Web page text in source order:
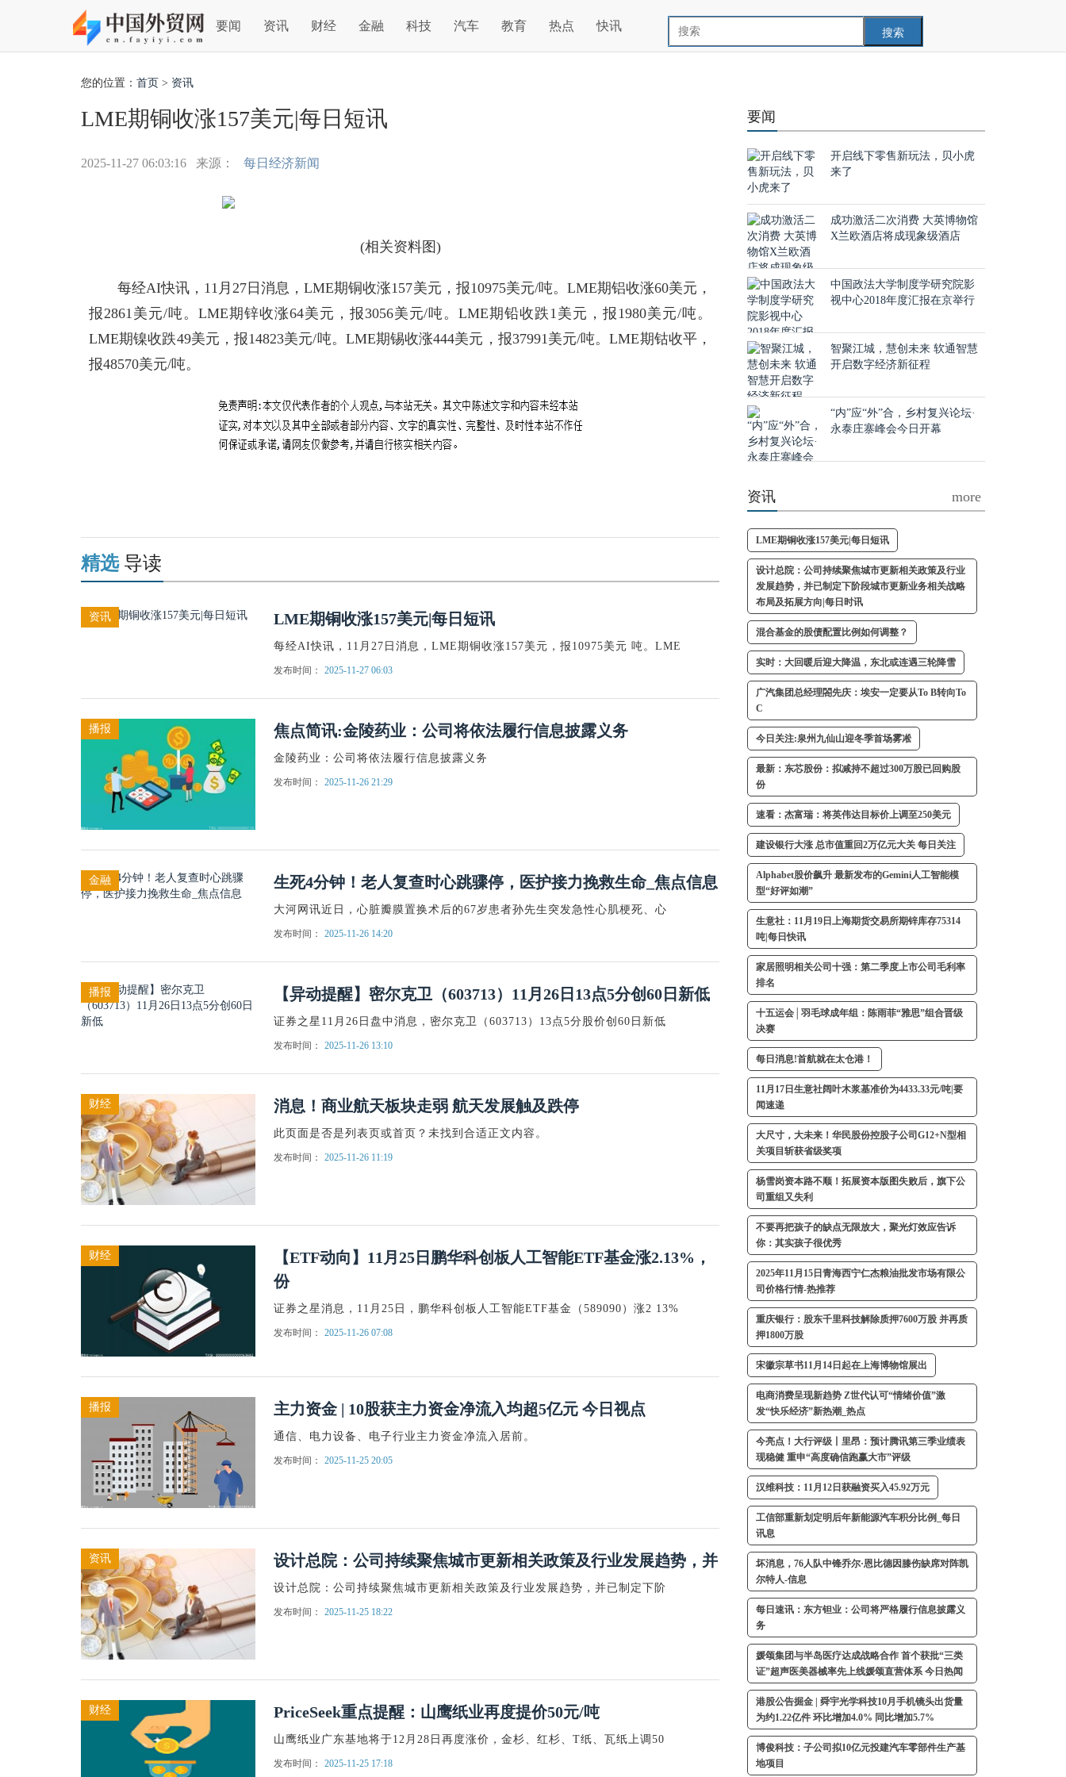
要闻 资讯 财经 金融 科技 汽车 教育 热点 快讯
搜索
您的位置： 首页 > 资讯
LME期铜收涨157美元|每日短讯
2025-11-27 06:03:16 来源： 每日经济新闻
(相关资料图)
每经AI快讯，11月27日消息，LME期铜收涨157美元，报10975美元/吨。LME期铝收涨60美元，
报2861美元/吨。LME期锌收涨64美元，报3056美元/吨。LME期铅收跌1美元，报1980美元/吨。
LME期镍收跌49美元，报14823美元/吨。LME期锡收涨444美元，报37991美元/吨。LME期钴收平，
报48570美元/吨。
精选导读
资讯 LME期铜收涨157美元|每日短讯
每经AI快讯，11月27日消息，LME期铜收涨157美元，报10975美元 吨。LME
发布时间： 2025-11-27 06:03
播报 焦点简讯:金陵药业：公司将依法履行信息披露义务
金陵药业：公司将依法履行信息披露义务
发布时间： 2025-11-26 21:29
金融 生死4分钟！老人复查时心跳骤停，医护接力挽救生命_焦点信息
大河网讯近日，心脏瓣膜置换术后的67岁患者孙先生突发急性心肌梗死、心
发布时间： 2025-11-26 14:20
播报 【异动提醒】密尔克卫（603713）11月26日13点5分创60日新低
证券之星11月26日盘中消息，密尔克卫（603713）13点5分股价创60日新低
发布时间： 2025-11-26 13:10
财经 消息！商业航天板块走弱 航天发展触及跌停
此页面是否是列表页或首页？未找到合适正文内容。
发布时间： 2025-11-26 11:19
财经
【ETF动向】11月25日鹏华科创板人工智能ETF基金涨2.13%，
份
证券之星消息，11月25日，鹏华科创板人工智能ETF基金（589090）涨2 13%
发布时间： 2025-11-26 07:08
播报 主力资金 | 10股获主力资金净流入均超5亿元 今日视点
通信、电力设备、电子行业主力资金净流入居前。
发布时间： 2025-11-25 20:05
资讯 设计总院：公司持续聚焦城市更新相关政策及行业发展趋势，并
设计总院：公司持续聚焦城市更新相关政策及行业发展趋势，并已制定下阶
发布时间： 2025-11-25 18:22
财经 PriceSeek重点提醒：山鹰纸业再度提价50元/吨
山鹰纸业广东基地将于12月28日再度涨价，金杉、红杉、T纸、瓦纸上调50
发布时间： 2025-11-25 17:18
要闻
开启线下零售新玩法，贝小虎
来了
成功激活二次消费 大英博物馆
X兰欧酒店将成现象级酒店
中国政法大学制度学研究院影
视中心2018年度汇报在京举行
智聚江城，慧创未来 软通智慧
开启数字经济新征程
“内”应“外”合，乡村复兴论坛·
永泰庄寨峰会今日开幕
资讯 more
LME期铜收涨157美元|每日短讯
设计总院：公司持续聚焦城市更新相关政策及行业
发展趋势，并已制定下阶段城市更新业务相关战略
布局及拓展方向|每日时讯
混合基金的股债配置比例如何调整？
实时：大回暖后迎大降温，东北或连遇三轮降雪
广汽集团总经理閤先庆：埃安一定要从To B转向To
C
今日关注:泉州九仙山迎冬季首场雾凇
最新：东芯股份：拟减持不超过300万股已回购股
份
速看：杰富瑞：将英伟达目标价上调至250美元
建设银行大涨 总市值重回2万亿元大关 每日关注
Alphabet股价飙升 最新发布的Gemini人工智能模
型“好评如潮”
生意社：11月19日上海期货交易所期锌库存75314
吨|每日快讯
家居照明相关公司十强：第二季度上市公司毛利率
排名
十五运会│羽毛球成年组：陈雨菲“雅思”组合晋级
决赛
每日消息!首航就在太仓港！
11月17日生意社阔叶木浆基准价为4433.33元/吨|要
闻速递
大尺寸，大未来！华民股份控股子公司G12+N型相
关项目斩获省级奖项
杨雪岗资本路不顺！拓展资本版图失败后，旗下公
司重组又失利
不要再把孩子的缺点无限放大，聚光灯效应告诉
你：其实孩子很优秀
2025年11月15日青海西宁仁杰粮油批发市场有限公
司价格行情-热推荐
重庆银行：股东千里科技解除质押7600万股 并再质
押1800万股
宋徽宗草书11月14日起在上海博物馆展出
电商消费呈现新趋势 Z世代认可“情绪价值”激
发“快乐经济”新热潮_热点
今亮点！大行评级丨里昂：预计腾讯第三季业绩表
现稳健 重申“高度确信跑赢大市”评级
汉维科技：11月12日获融资买入45.92万元
工信部重新划定明后年新能源汽车积分比例_每日
讯息
坏消息，76人队中锋乔尔·恩比德因膝伤缺席对阵凯
尔特人-信息
每日速讯：东方钽业：公司将严格履行信息披露义
务
媛颂集团与半岛医疗达成战略合作 首个获批“三类
证”超声医美器械率先上线媛颂直营体系 今日热闻
港股公告掘金 | 舜宇光学科技10月手机镜头出货量
为约1.22亿件 环比增加4.0% 同比增加5.7%
博俊科技：子公司拟10亿元投建汽车零部件生产基
地项目